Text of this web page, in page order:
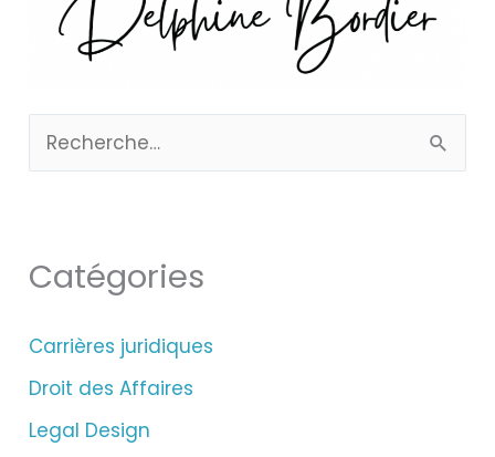
h
r
Catégories
Carrières juridiques
Droit des Affaires
Legal Design